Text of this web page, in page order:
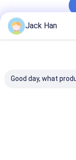
コンベヤー ベ
Jack Han
Good day, what